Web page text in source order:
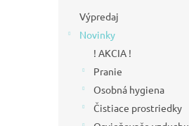
p
Výpredaj
Novinky
! AKCIA !
Pranie
Osobná hygiena
Čistiace prostriedky